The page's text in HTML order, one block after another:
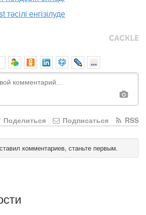
енгізілуде
RSS
Подписаться
Поделиться
комментариев, станьте первым.